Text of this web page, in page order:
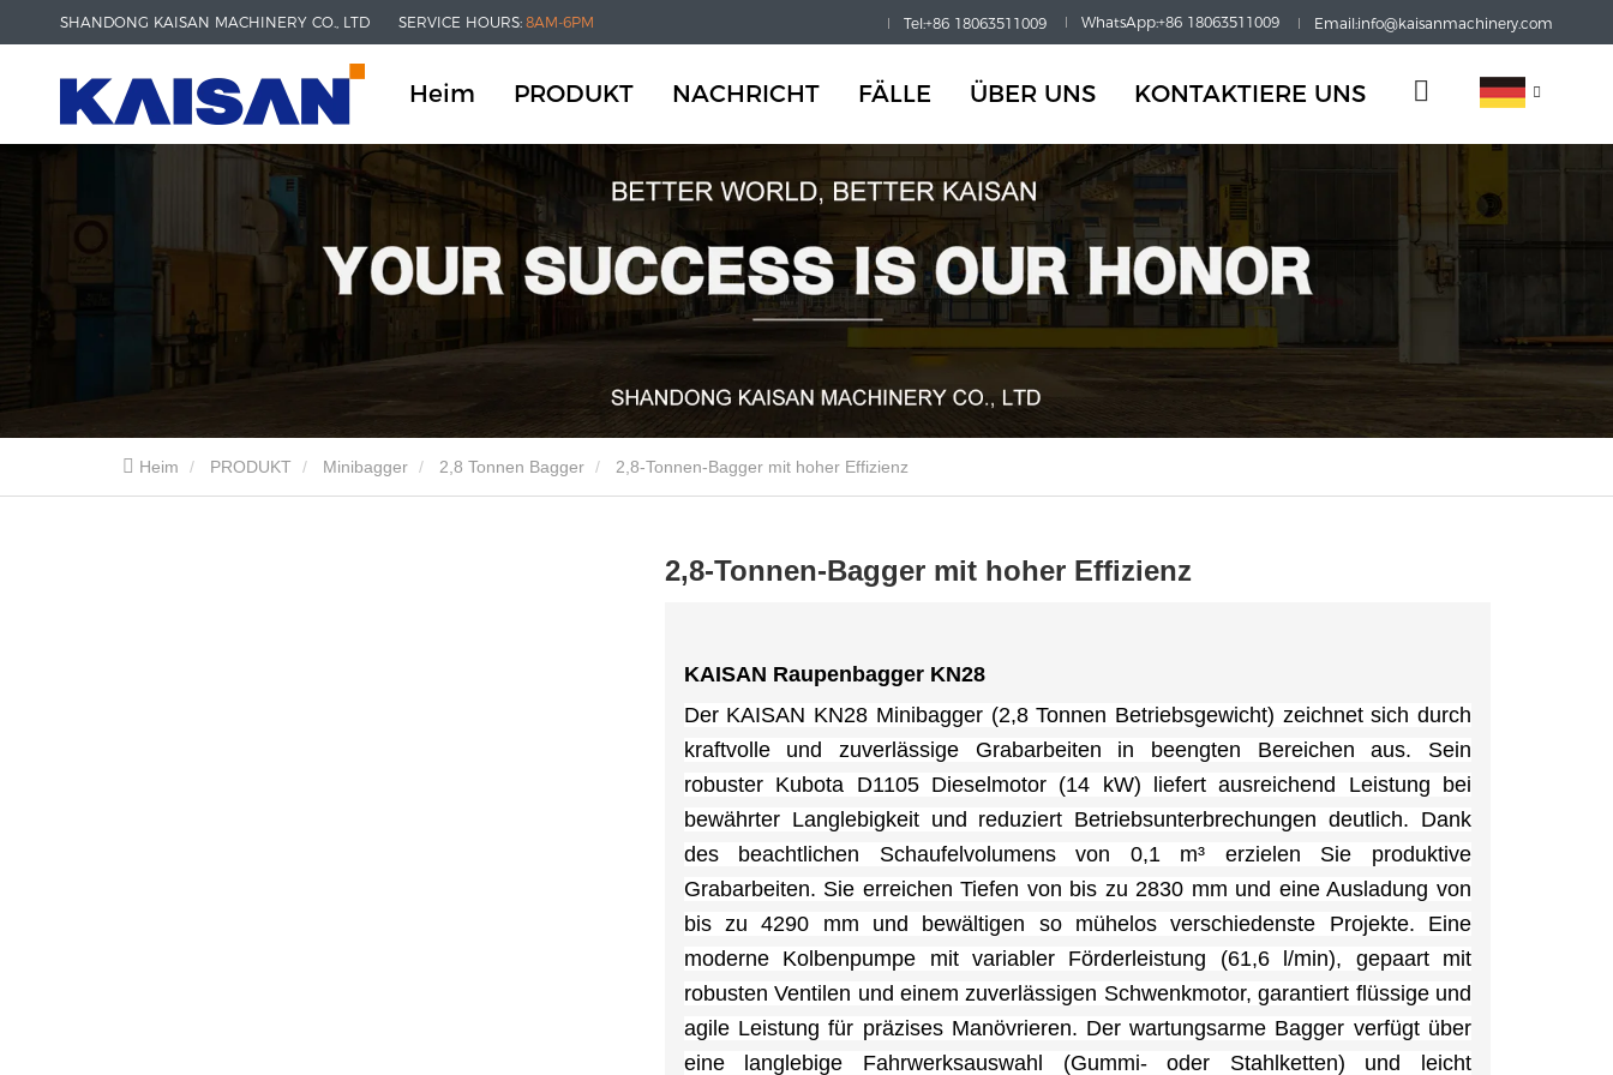
SHANDONG KAISAN MACHINERY CO., LTD SERVICE HOURS: 8AM-6PM Tel:+86 18063511009 WhatsApp:+86 18063511009 Email:info@kaisanmachinery.com
Heim PRODUKT NACHRICHT FÄLLE ÜBER UNS KONTAKTIERE UNS
Heim PRODUKT Minibagger 2,8 Tonnen Bagger 2,8-Tonnen-Bagger mit hoher Effizienz
2,8-Tonnen-Bagger mit hoher Effizienz
KAISAN Raupenbagger KN28
Der KAISAN KN28 Minibagger (2,8 Tonnen Betriebsgewicht) zeichnet sich durch
kraftvolle und zuverlässige Grabarbeiten in beengten Bereichen aus. Sein
robuster Kubota D1105 Dieselmotor (14 kW) liefert ausreichend Leistung bei
bewährter Langlebigkeit und reduziert Betriebsunterbrechungen deutlich. Dank
des beachtlichen Schaufelvolumens von 0,1 m³ erzielen Sie produktive
Grabarbeiten. Sie erreichen Tiefen von bis zu 2830 mm und eine Ausladung von
bis zu 4290 mm und bewältigen so mühelos verschiedenste Projekte. Eine
moderne Kolbenpumpe mit variabler Förderleistung (61,6 l/min), gepaart mit
robusten Ventilen und einem zuverlässigen Schwenkmotor, garantiert flüssige und
agile Leistung für präzises Manövrieren. Der wartungsarme Bagger verfügt über
eine langlebige Fahrwerksauswahl (Gummi- oder Stahlketten) und leicht